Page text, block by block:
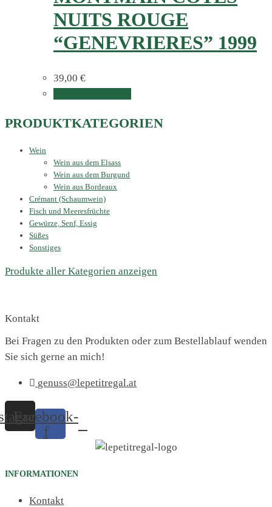
NUITS ROUGE
“GENEVRIERES” 1999
39,00 €
PRODUKTKATEGORIEN
Wein
Wein aus dem Elsass
Wein aus dem Burgund
Wein aus Bordeaux
Crémant (Schaumwein)
Fisch und Meeresfrüchte
Gewürze, Senf, Essig
Süßes
Sonstiges
Produkte aller Kategorien anzeigen
Kontakt
Bei Fragen zu den Produkten oder zum Bestellablauf wenden
Sie sich gerne an mich!
genuss@lepetitregal.at
Facebook-
f
INFORMATIONEN
Kontakt